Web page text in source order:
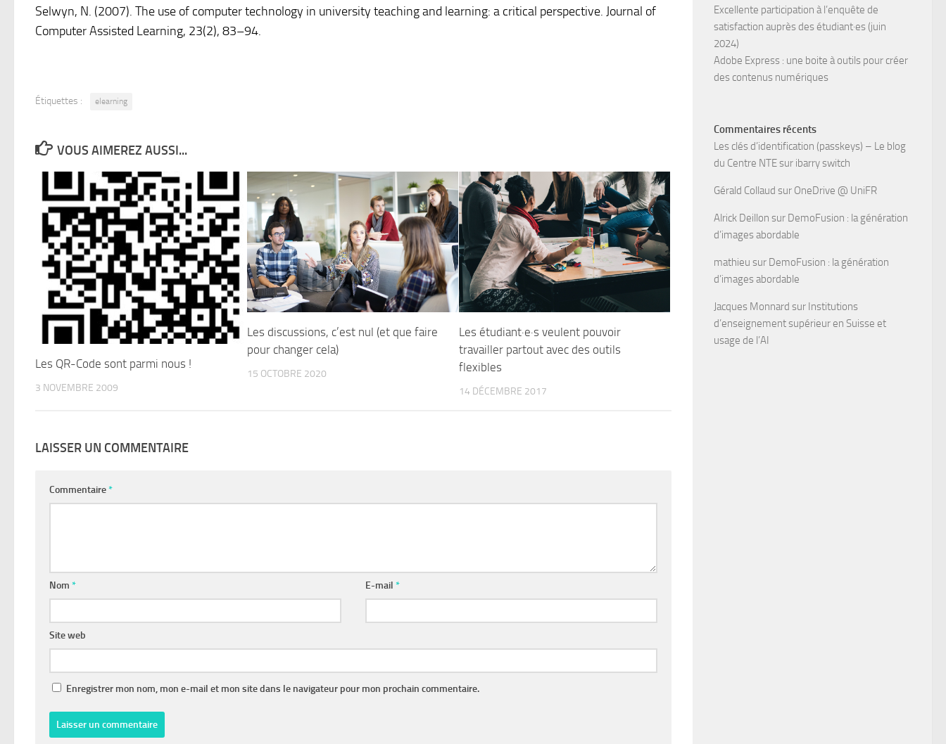
Selwyn, N. (2007). The use of computer technology in university teaching and learning: a critical perspective. Journal of
Computer Assisted Learning, 23(2), 83–94.
Étiquettes : elearning
VOUS AIMEREZ AUSSI...
Les QR-Code sont parmi nous !
3 NOVEMBRE 2009
Les discussions, c’est nul (et que faire
pour changer cela)
15 OCTOBRE 2020
Les étudiant·e·s veulent pouvoir
travailler partout avec des outils
flexibles
14 DÉCEMBRE 2017
LAISSER UN COMMENTAIRE
Commentaire*
Nom * E-mail*
Site web
Enregistrer mon nom, mon e-mail et mon site dans le navigateur pour mon prochain commentaire.
Excellente participation à l’enquête de
satisfaction auprès des étudiant·es (juin
2024)
Adobe Express : une boite à outils pour créer
des contenus numériques
Commentaires récents
Les clés d’identification (passkeys) – Le blog
du Centre NTEsur ibarry switch
Gérald Collaud sur OneDrive @ UniFR
Alrick Deillon sur DemoFusion : la génération
d’images abordable
mathieu sur DemoFusion : la génération
d’images abordable
Jacques Monnard sur Institutions
d’enseignement supérieur en Suisse et
usage de l’AI